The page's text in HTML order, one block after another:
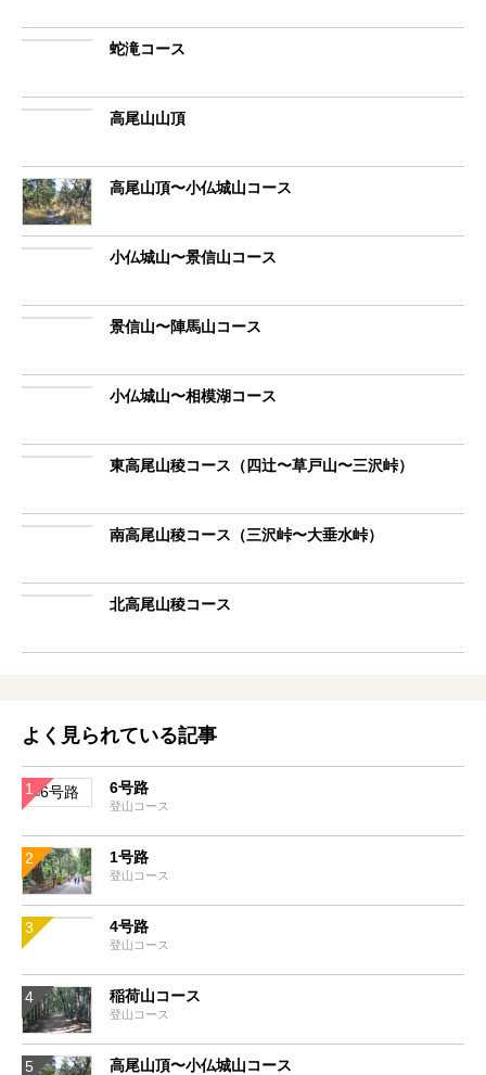
蛇滝コース
高尾山山頂
高尾山頂〜小仏城山コース
小仏城山〜景信山コース
景信山〜陣馬山コース
小仏城山〜相模湖コース
東高尾山稜コース（四辻〜草戸山〜三沢峠）
南高尾山稜コース（三沢峠〜大垂水峠）
北高尾山稜コース
よく見られている記事
6号路
登山コース
1号路
登山コース
4号路
登山コース
稲荷山コース
登山コース
高尾山頂〜小仏城山コース